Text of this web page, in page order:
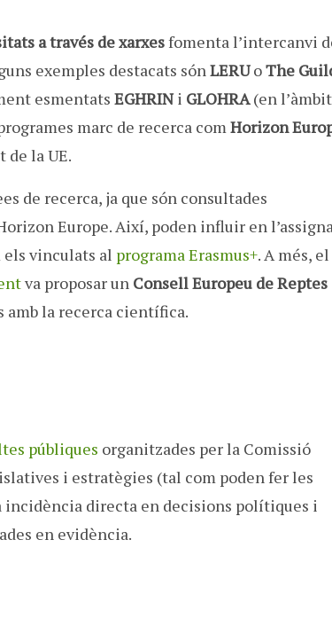
a través de xarxesfomenta l’intercanvi
exemples destacats sónLERUoThe
esmentats EGHRINi GLOHRA(en
marc de recerca comHorizon
de la UE.
de recerca, ja que són consultades
Europe. Així, poden influir en
els vinculats al programa Erasmus+. A més,
va proposar un Consell Europeu de Reptes
la recerca científica.
públiques organitzades per la Comissió
i estratègies (tal com poden fer les
incidència directa en decisions polítiques i
en evidència.